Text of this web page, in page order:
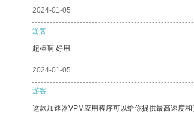
2024-01-05
游客
超棒啊 好用
2024-01-05
游客
这款加速器VPM应用程序可以给你提供最高速度